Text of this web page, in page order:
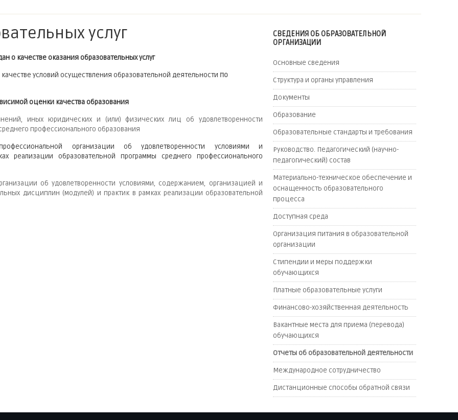
услуг
о качестве оказания образовательных услуг
условий осуществления образовательной деятельности по
оценки качества образования
иных юридических и (или) физических лиц об удовлетворенности
профессионального образования
организации об удовлетворенности условиями и
реализации образовательной программы среднего профессионального
об удовлетворенности условиями, содержанием, организацией и
дисциплин (модулей) и практик в рамках реализации образовательной
СВЕДЕНИЯ ОБ ОБРАЗОВАТЕЛЬНОЙ
ОРГАНИЗАЦИИ
Основные сведения
Структура и органы управления
Документы
Образование
Образовательные стандарты и требования
Руководство. Педагогический (научно-
педагогический) состав
Материально-техническое обеспечение и
оснащенность образовательного
процесса
Доступная среда
Организация питания в образовательной
организации
Стипендии и меры поддержки
обучающихся
Платные образовательные услуги
Финансово-хозяйственная деятельность
Вакантные места для приема (перевода)
обучающихся
Отчеты об образовательной деятельности
Международное сотрудничество
Дистанционные способы обратной связи